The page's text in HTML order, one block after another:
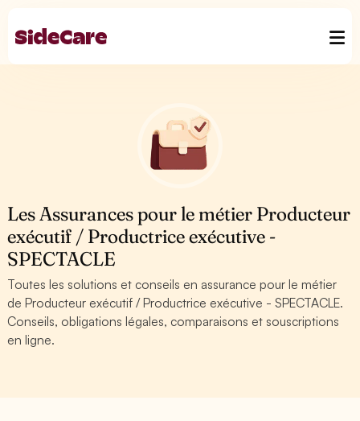
Les Assurances pour le métier Producteur
exécutif / Productrice exécutive -
SPECTACLE
Toutes les solutions et conseils en assurance pour le métier
de Producteur exécutif / Productrice exécutive - SPECTACLE.
Conseils, obligations légales, comparaisons et souscriptions
en ligne.